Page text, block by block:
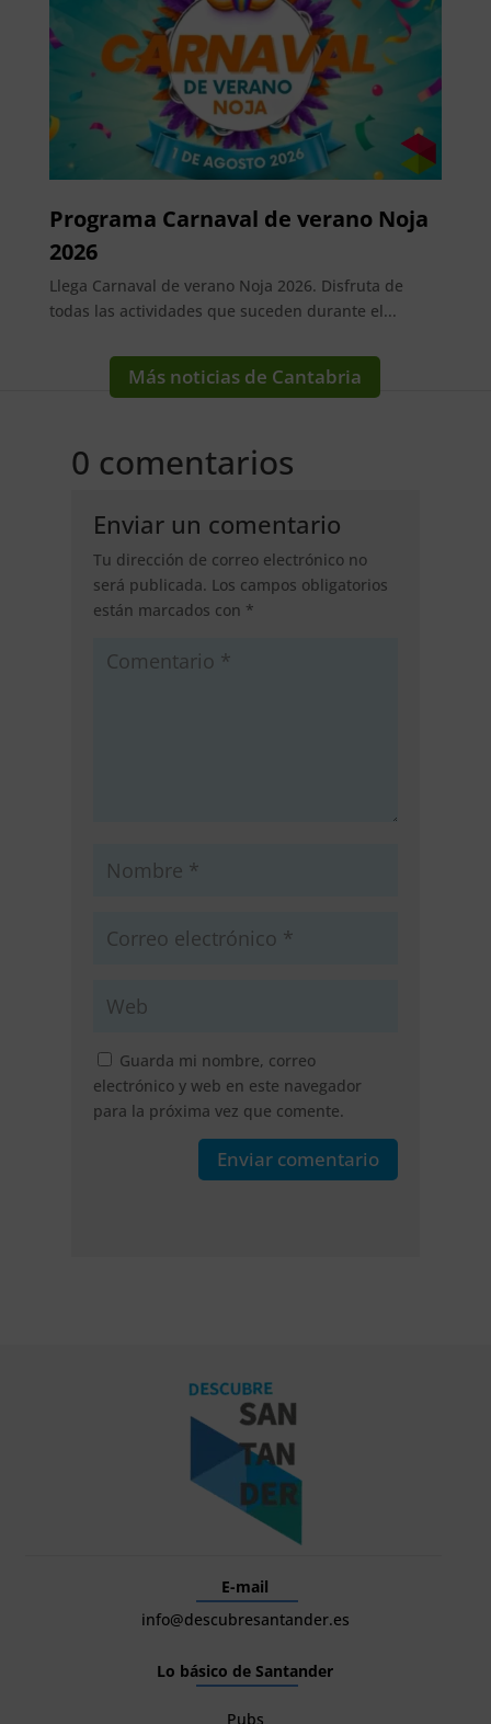
Programa Carnaval de verano Noja
2026
Llega Carnaval de verano Noja 2026. Disfruta de
todas las actividades que suceden durante el...
Más noticias de Cantabria
0 comentarios
Enviar un comentario
Tu dirección de correo electrónico no
será publicada. Los campos obligatorios
están marcados con *
Guarda mi nombre, correo
electrónico y web en este navegador
para la próxima vez que comente.
Enviar comentario
E-mail
info@descubresantander.es
Lo básico de Santander
Pubs